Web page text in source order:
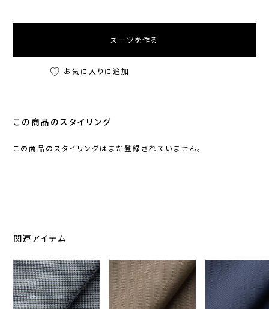
スーツを作る
お気に入りに追加
この商品のスタイリング
この商品のスタイリングはまだ登録されていません。
関連アイテム